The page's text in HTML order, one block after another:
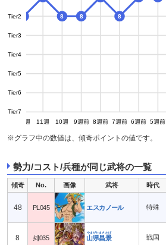
Tier2
Tier3
Tier4
Tier5
Tier6
Tier7
12週 11週 10週 9週前 8週前 7週前 6週前 5週前
8 8 8
※グラフ中の数値は、傾奇ポイントの値です。
勢力/コスト/兵種が同じ武将の一覧
傾奇 No. 画像 武将 時代
48 PL045 エスカノール 特殊
8 緋035 山県昌景
やまがたまさかげ
戦国